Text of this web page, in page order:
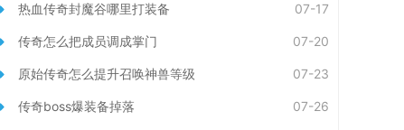
热血传奇封魔谷哪里打装备 07-17
传奇怎么把成员调成掌门 07-20
原始传奇怎么提升召唤神兽等级 07-23
传奇boss爆装备掉落 07-26